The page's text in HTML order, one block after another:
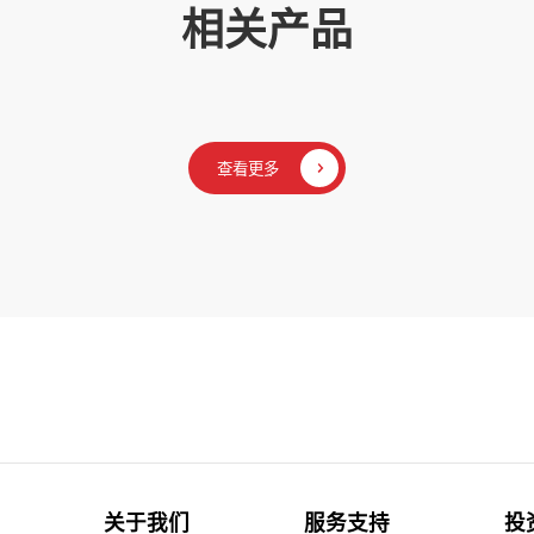
相关产品
查看更多
关于我们 服务支持 投